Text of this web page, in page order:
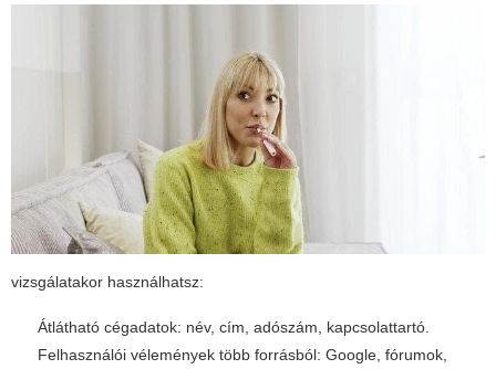
vizsgálatakor használhatsz:
Átlátható cégadatok: név, cím, adószám, kapcsolattartó.
Felhasználói vélemények több forrásból: Google, fórumok,